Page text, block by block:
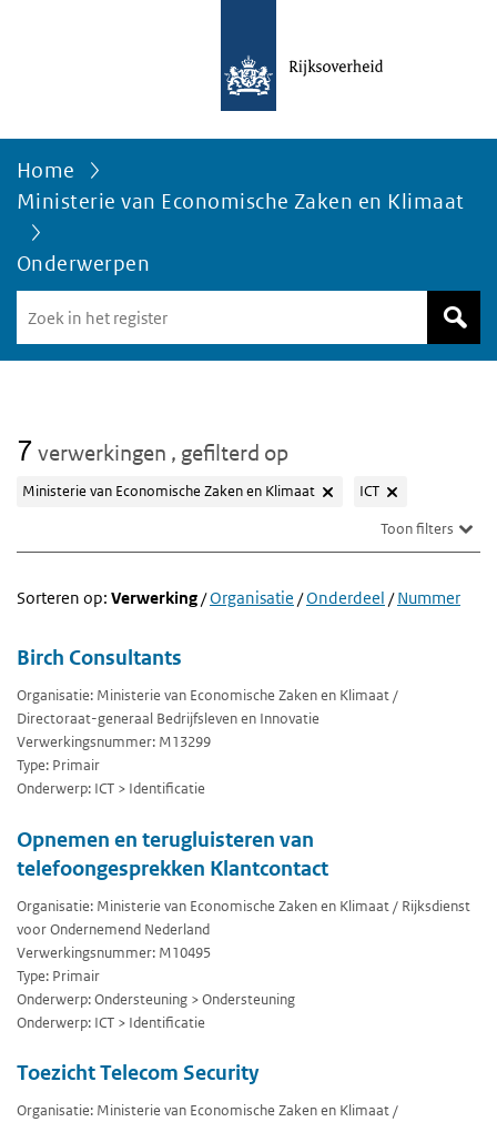
Home
Ministerie van Economische Zaken en Klimaat
Onderwerpen
in
het
7 verwerkingen , gefilterd op
Ministerie van Economische Zaken en Klimaat
ICT
Toon filters
Sorteren op: Verwerking/Organisatie /Onderdeel /Nummer
Birch Consultants
Organisatie: Ministerie van Economische Zaken en Klimaat /
Directoraat-generaal Bedrijfsleven en Innovatie
Verwerkingsnummer: M13299
Type: Primair
Onderwerp: ICT > Identificatie
Opnemen en terugluisteren van
telefoongesprekken Klantcontact
Organisatie: Ministerie van Economische Zaken en Klimaat / Rijksdienst
voor Ondernemend Nederland
Verwerkingsnummer: M10495
Type: Primair
Onderwerp: Ondersteuning > Ondersteuning
Onderwerp: ICT > Identificatie
Toezicht Telecom Security
Organisatie: Ministerie van Economische Zaken en Klimaat /